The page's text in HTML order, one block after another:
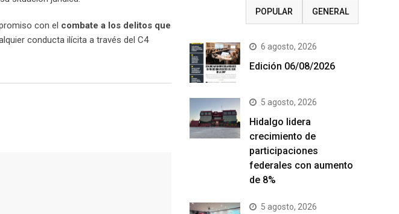
con el combate a los delitos que
conducta ilícita a través del C4
POPULAR GENERAL
6 agosto, 2026
Edición 06/08/2026
5 agosto, 2026
Hidalgo lidera
crecimiento de
participaciones
federales con aumento
de 8%
5 agosto, 2026